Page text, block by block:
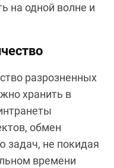
на одной волне и
разрозненных
хранить в
обмен
задач, не покидая
времени